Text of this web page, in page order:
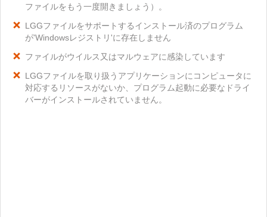
ファイルをもう一度開きましょう）。
LGGファイルをサポートするインストール済のプログラム
が'Windowsレジストリ'に存在しません
ファイルがウイルス又はマルウェアに感染しています
LGGファイルを取り扱うアプリケーションにコンピュータに
対応するリソースがないか、プログラム起動に必要なドライ
バーがインストールされていません。